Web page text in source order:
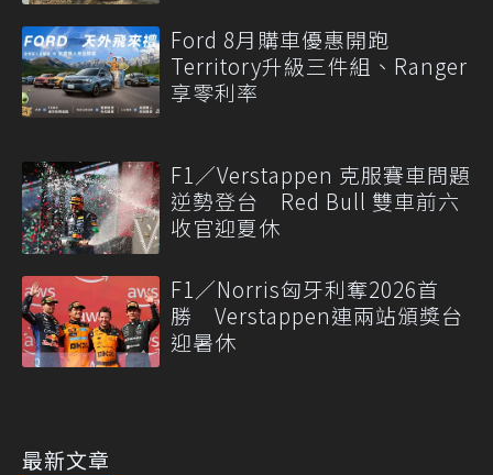
Ford 8月購車優惠開跑
Territory升級三件組、Ranger
享零利率
F1／Verstappen 克服賽車問題
逆勢登台 Red Bull 雙車前六
收官迎夏休
F1／Norris匈牙利奪2026首
勝 Verstappen連兩站頒獎台
迎暑休
最新文章